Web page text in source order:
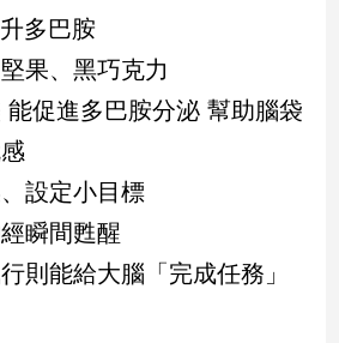
多巴胺
果、黑巧克力
促進多巴胺分泌 幫助腦袋
設定小目標
瞬間甦醒
則能給大腦「完成任務」